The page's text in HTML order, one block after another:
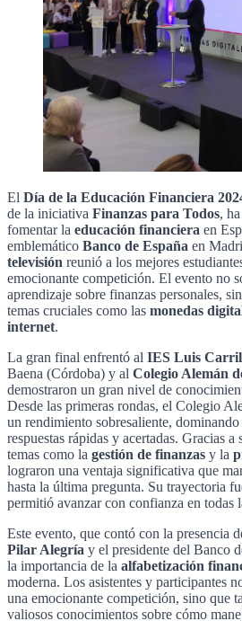
El Día de la Educación Financiera
de la iniciativa Finanzas para Todos,
fomentar la educación financiera en
emblemático Banco de España en
televisión reunió a los mejores
emocionante competición. El evento no
aprendizaje sobre finanzas personales,
temas cruciales como las monedas
internet.
La gran final enfrentó al IES Luis
Baena (Córdoba) y al Colegio Alemán
demostraron un gran nivel de
Desde las primeras rondas, el Colegio
un rendimiento sobresaliente,
respuestas rápidas y acertadas. Gracias
temas como la gestión de finanzas y la
lograron una ventaja significativa que
hasta la última pregunta. Su trayectoria
permitió avanzar con confianza en todas
Este evento, que contó con la presencia
Pilar Alegría y el presidente del Banco
la importancia de la alfabetización
moderna. Los asistentes y participantes
una emocionante competición, sino que
valiosos conocimientos sobre cómo